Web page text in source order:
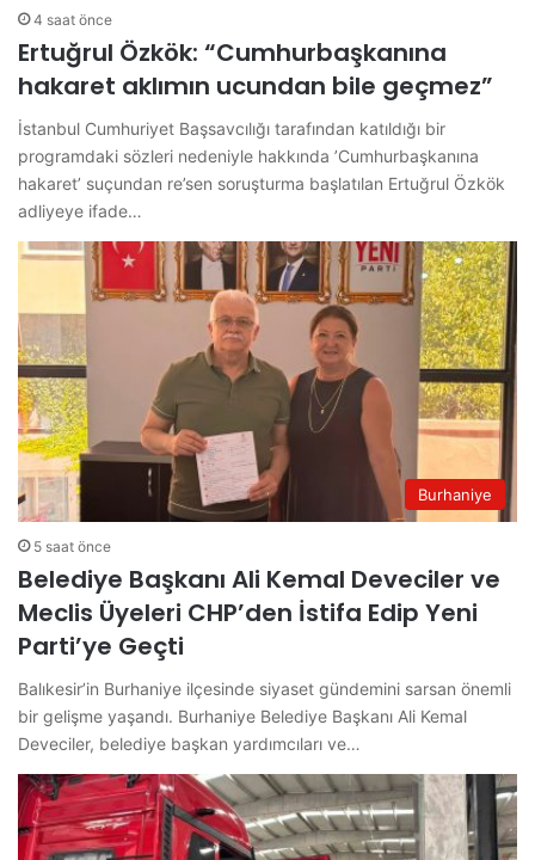
4 saat önce
Ertuğrul Özkök: “Cumhurbaşkanına
hakaret aklımın ucundan bile geçmez”
İstanbul Cumhuriyet Başsavcılığı tarafından katıldığı bir
programdaki sözleri nedeniyle hakkında ’Cumhurbaşkanına
hakaret’ suçundan re’sen soruşturma başlatılan Ertuğrul Özkök
adliyeye ifade…
Burhaniye
5 saat önce
Belediye Başkanı Ali Kemal Deveciler ve
Meclis Üyeleri CHP’den İstifa Edip Yeni
Parti’ye Geçti
Balıkesir’in Burhaniye ilçesinde siyaset gündemini sarsan önemli
bir gelişme yaşandı. Burhaniye Belediye Başkanı Ali Kemal
Deveciler, belediye başkan yardımcıları ve…